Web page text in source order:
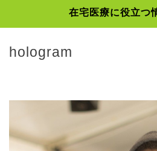
在宅医療に役立つ
hologram